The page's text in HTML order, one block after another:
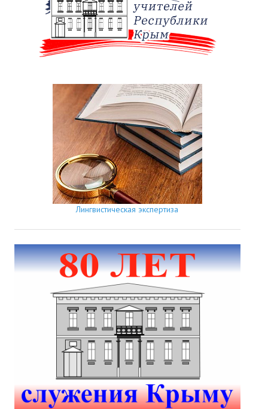
Лингвистическая экспертиза